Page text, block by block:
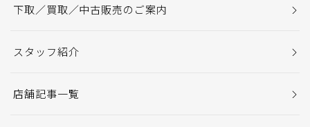
下取／買取／中古販売のご案内
スタッフ紹介
店舗記事一覧